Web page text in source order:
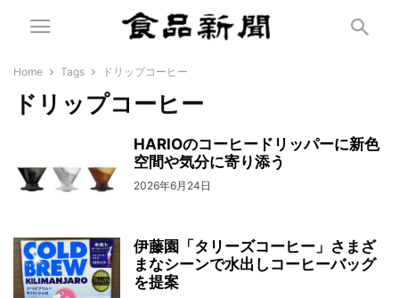
Home Tags ドリップコーヒー
ドリップコーヒー
HARIOのコーヒードリッパーに新色
空間や気分に寄り添う
2026年6月24日
伊藤園「タリーズコーヒー」さまざ
まなシーンで水出しコーヒーバッグ
を提案